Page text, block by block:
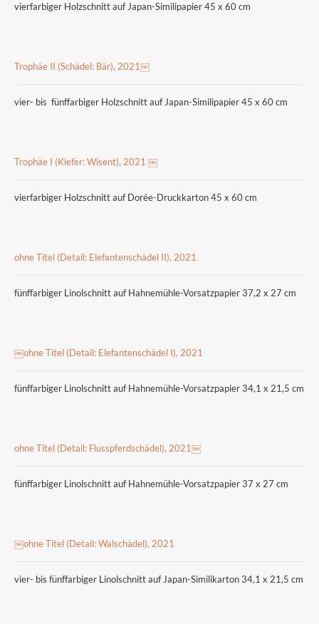
vierfarbiger Holzschnitt auf Japan-Similipapier 45 x 60 cm
Trophäe II (Schädel: Bär), 2021￼
vier- bis fünffarbiger Holzschnitt auf Japan-Similipapier 45 x 60 cm
Trophäe I (Kiefer: Wisent), 2021 ￼
vierfarbiger Holzschnitt auf Dorée-Druckkarton 45 x 60 cm
ohne Titel (Detail: Elefantenschädel II), 2021
fünffarbiger Linolschnitt auf Hahnemühle-Vorsatzpapier 37,2 x 27 cm
￼ohne Titel (Detail: Elefantenschädel I), 2021
fünffarbiger Linolschnitt auf Hahnemühle-Vorsatzpapier 34,1 x 21,5 cm
ohne Titel (Detail: Flusspferdschädel), 2021￼
fünffarbiger Linolschnitt auf Hahnemühle-Vorsatzpapier 37 x 27 cm
￼ohne Titel (Detail: Walschädel), 2021
vier- bis fünffarbiger Linolschnitt auf Japan-Similikarton 34,1 x 21,5 cm